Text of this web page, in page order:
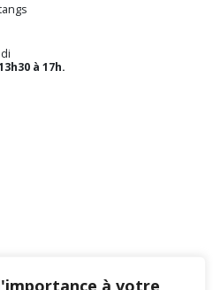
à votre
à 17h.